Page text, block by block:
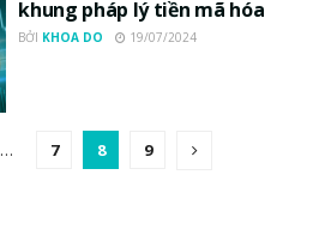
khung pháp lý tiền mã hóa
BỞI KHOA DO 19/07/2024
… 7 8 9